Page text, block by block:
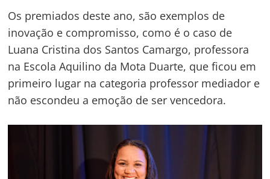
Os premiados deste ano, são exemplos de
inovação e compromisso, como é o caso de
Luana Cristina dos Santos Camargo, professora
na Escola Aquilino da Mota Duarte, que ficou em
primeiro lugar na categoria professor mediador e
não escondeu a emoção de ser vencedora.